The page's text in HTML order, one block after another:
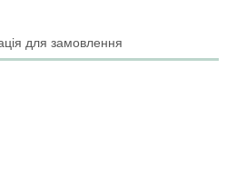
для замовлення